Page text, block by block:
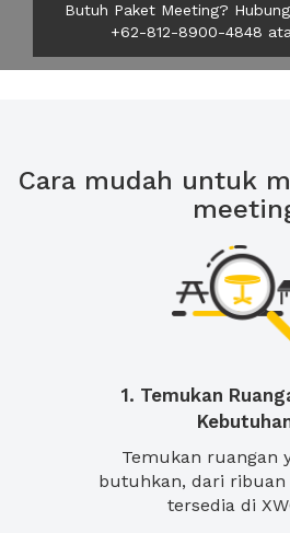
Butuh Paket Meeting?
+62-812-8900-4848
Cara mudah untuk
1. Temukan
Temukan ruangan
butuhkan, dari ribuan
tersedia di